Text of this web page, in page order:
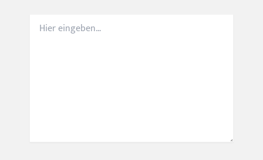
eingeben…